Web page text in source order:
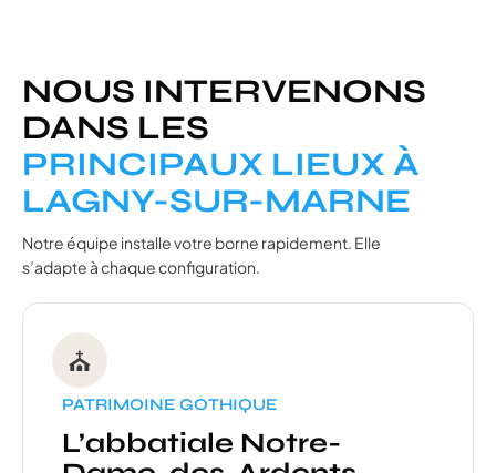
NOUS INTERVENONS
DANS LES
PRINCIPAUX LIEUX À
LAGNY-SUR-MARNE
Notre équipe installe votre borne rapidement. Elle
s’adapte à chaque configuration.
⛪
PATRIMOINE GOTHIQUE
L’abbatiale Notre-